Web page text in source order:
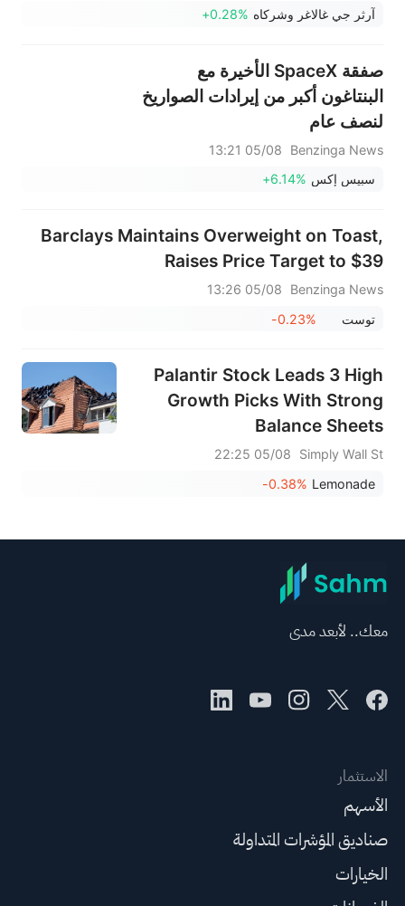
آرثر جي غالاغر وشركاه +0.28%
صفقة SpaceX الأخيرة مع
البنتاغون أكبر من إيرادات الصواريخ
لنصف عام
Benzinga News
05/08 13:21
سبيس إكس +6.14%
Barclays Maintains Overweight on Toast,
Raises Price Target to $39
Benzinga News
05/08 13:26
توست
-0.23%
Palantir Stock Leads 3 High
Growth Picks With Strong
Balance Sheets
Simply Wall St
05/08 22:25
Lemonade
-0.38%
معك.. لأبعد مدى
الاستثمار
الأسهم
صناديق المؤشرات المتداولة
الخيارات